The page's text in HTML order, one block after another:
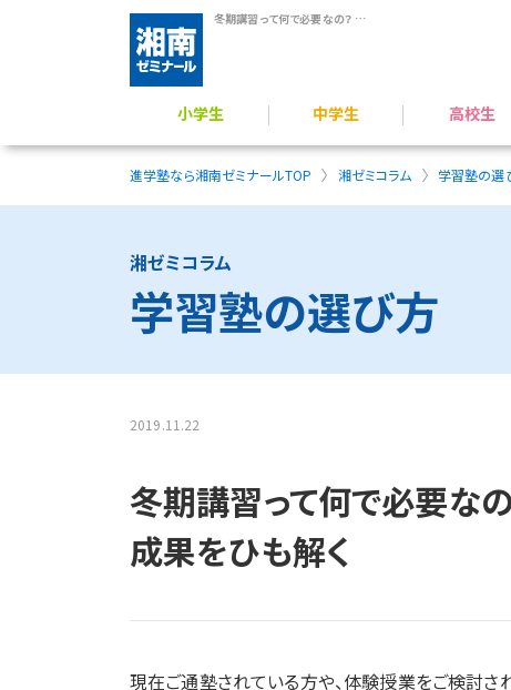
冬期講習って何で必要なの？ ＜小4～中2 対象＞目的と成果をひも解く｜湘南ゼミナール
小学生 中学生 高校生
進学塾なら湘南ゼミナールTOP 湘ゼミコラム 学習塾の選
湘ゼミコラム
学習塾の選び方
2019.11.22
冬期講習って何で必要な
成果をひも解く
現在ご通塾されている方や、体験授業をご検討さ